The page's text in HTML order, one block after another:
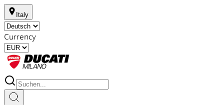
Italy
Currency